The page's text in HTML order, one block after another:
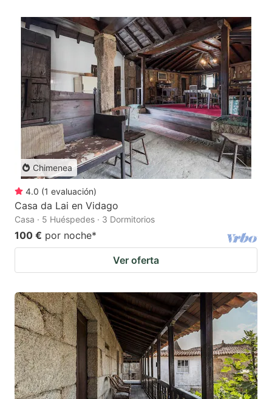
Chimenea
4.0 (1 evaluación)
Casa da Lai en Vidago
Casa · 5 Huéspedes · 3 Dormitorios
100 € por noche*
Ver oferta